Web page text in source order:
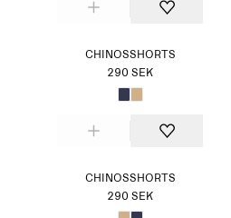
CHINOSSHORTS
290 SEK
CHINOSSHORTS
290 SEK